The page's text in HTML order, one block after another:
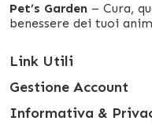
Pet’s Garden – Cura,
benessere dei tuoi
Link Utili
Gestione Account
Informativa &